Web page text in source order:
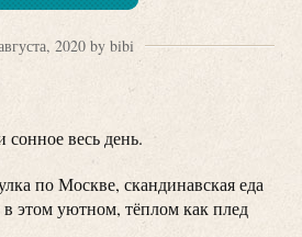
2020 by bibi
сонное весь день.
по Москве, скандинавская еда
в этом уютном, тёплом как плед